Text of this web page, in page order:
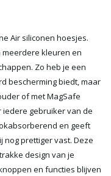
Air siliconen hoesjes.
kleuren en
Zo heb je een
bescherming biedt, maar
of met MagSafe
iedere gebruiker van de
en geeft
nog prettiger vast. Deze
design van je
en functies blijven